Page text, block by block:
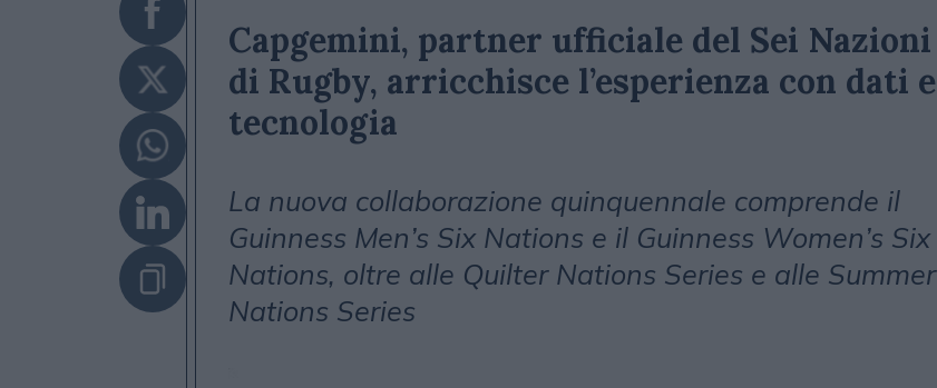
Capgemini, partner ufficiale del Sei Nazioni
di Rugby, arricchisce l’esperienza con dati e
tecnologia
La nuova collaborazione quinquennale comprende il
Guinness Men’s Six Nations e il Guinness Women’s Six
Nations, oltre alle Quilter Nations Series e alle Summer
Nations Series